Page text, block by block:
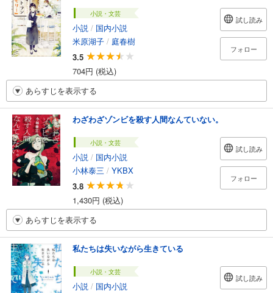
小説・文芸
小説 / 国内小説
米原湖子 / 庭春樹
3.5
704円 (税込)
試し読み
フォロー
あらすじを表示する
わざわざゾンビを殺す人間なんていない。
小説・文芸
小説 / 国内小説
小林泰三 / YKBX
3.8
1,430円 (税込)
試し読み
フォロー
あらすじを表示する
私たちは失いながら生きている
小説・文芸
小説 / 国内小説
試し読み